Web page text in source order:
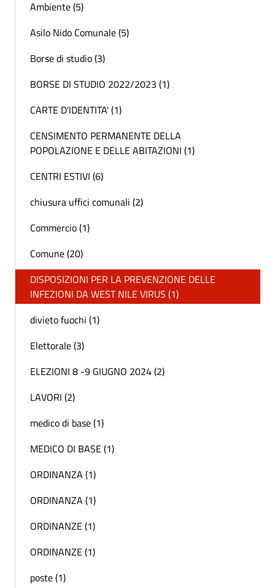
Ambiente (5)
Asilo Nido Comunale (5)
Borse di studio (3)
BORSE DI STUDIO 2022/2023 (1)
CARTE D'IDENTITA' (1)
CENSIMENTO PERMANENTE DELLA
POPOLAZIONE E DELLE ABITAZIONI (1)
CENTRI ESTIVI (6)
chiusura uffici comunali (2)
Commercio (1)
Comune (20)
DISPOSIZIONI PER LA PREVENZIONE DELLE
INFEZIONI DA WEST NILE VIRUS (1)
divieto fuochi (1)
Elettorale (3)
ELEZIONI 8 -9 GIUGNO 2024 (2)
LAVORI (2)
medico di base (1)
MEDICO DI BASE (1)
ORDINANZA (1)
ORDINANZA (1)
ORDINANZE (1)
ORDINANZE (1)
poste (1)